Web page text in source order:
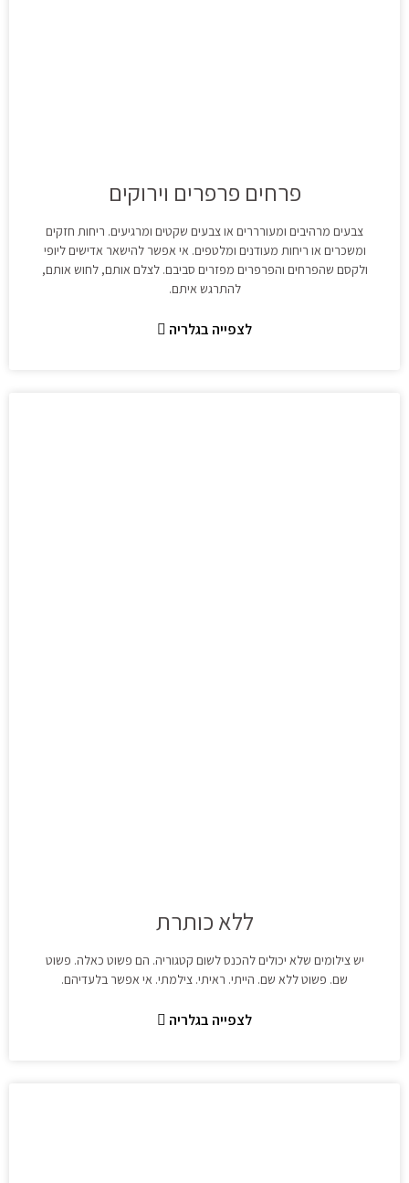
פרחים פרפרים וירוקים
צבעים מרהיבים ומעורררים או צבעים שקטים ומרגיעים. ריחות חזקים
ומשכרים או ריחות מעודנים ומלטפים. אי אפשר להישאר אדישים ליופי
ולקסם שהפרחים והפרפרים מפזרים סביבם. לצלם אותם, לחוש אותם,
להתרגש איתם.
לצפייה בגלריה
ללא כותרת
יש צילומים שלא יכולים להכנס לשום קטגוריה. הם פשוט כאלה. פשוט
שם. פשוט ללא שם. הייתי. ראיתי. צילמתי. אי אפשר בלעדיהם.
לצפייה בגלריה